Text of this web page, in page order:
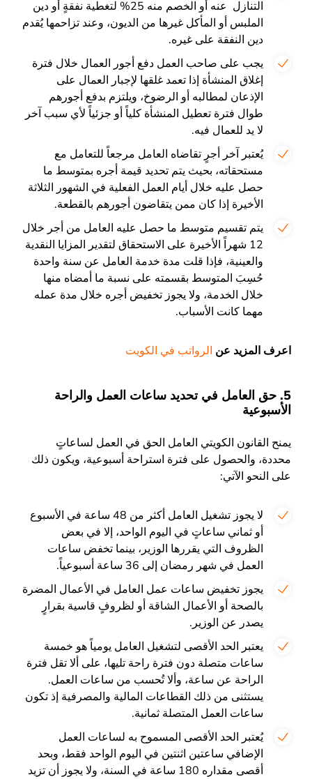
التنازل عنه أو الخصم منه 25% لتغطية نفقةٍ أو دين
الملبس أو المأكل غيرها من الديون، وعند تزاحمها يُقدم
دين النفقة على غيره.
يجب على صاحب العمل دفع أجور العمال خلال فترة
إغلاق المنشأة إذا تعمد غلقها لإجبار العمال على
الإذعان لمطالبه أو الرضوخ، ويلتزم بدفع أجورهم
طوال فترة تعطيل المنشأة كلياً أو جزئياً لأي سبب آخر
لا يد للعمال فيه.
يُعتبر آخر أجرٍ تقاضاه العامل مرجعاً للتعامل مع
مستحقاته، بحيث يتم تحديد قيمة أجره بمتوسط ما
حصل عليه خلال أيام العمل الفعلية في الشهور الثلاثة
الأخيرة إذا كان ممن يتقاضون أجورهم بالقطعة.
يتم تقسيم متوسط ما حصل عليه العامل من أجر خلال
12 شهراً الأخيرة على الاستحقاق لتقدير المزايا النقدية
والعينية، فإذا قلت مدة خدمة العامل عن سنة واحدة
حُسِبَ المتوسط بقسمته على نسبة ما أمضاه منها
خلال الخدمة، ولا يجوز تخفيض أجره خلال مدة عمله
مهما كانت الأسباب.
اعرف المزيد عن الرواتب في الكويت
5. حق العامل في تحديد ساعات العمل والراحة
الأسبوعية
يمنح القانون الكويتي العامل الحق في العمل لساعاتٍ
محددة، والحصول على فترة استراحة أسبوعية، ويكون ذلك
على النحو الآتي:
لا يجوز تشغيل العامل أكثر من 48 ساعة في الأسبوع
أو ثماني ساعاتٍ في اليوم الواحد، إلا في بعض
الظروف التي يقررها الوزير، بينما تخفض ساعات
العمل في شهر رمضان إلى 36 ساعة أسبوعياً.
يجوز تخفيض ساعات عمل العامل في الأعمال المضرة
بالصحة أو الأعمال الشاقة أو لظروفٍ قاسية بقرارٍ
يصدر عن الوزير.
يعتبر الحد الأقصى لتشغيل العامل يومياً هو خمسة
ساعات متصلة دون فترة راحة تليها، على ألا تقل فترة
الراحة عن ساعة، وألا تُحسب من ساعات العمل.
يستثنى من ذلك القطاعات المالية والمصرفية إذ تكون
ساعات العمل المتصلة ثمانية.
يُعتبر الحد الأقصى المسموح به لساعات العمل
الإضافي ساعتين اثنتين في اليوم الواحد فقط، وبحد
أقصى مقداره 180 ساعة في السنة، ولا يجوز أن تزيد